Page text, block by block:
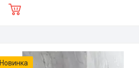
Новинка